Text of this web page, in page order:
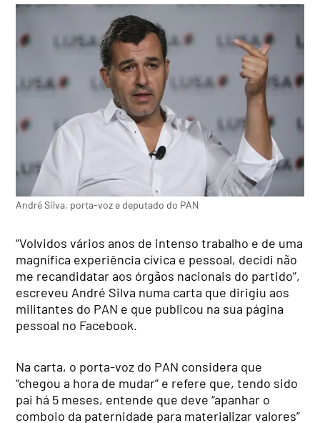
André Silva, porta-voz e deputado do PAN
“Volvidos vários anos de intenso trabalho e de uma
magnífica experiência cívica e pessoal, decidi não
me recandidatar aos órgãos nacionais do partido”,
escreveu André Silva numa carta que dirigiu aos
militantes do PAN e que publicou na sua página
pessoal no Facebook.
Na carta, o porta-voz do PAN considera que
“chegou a hora de mudar” e refere que, tendo sido
pai há 5 meses, entende que deve “apanhar o
comboio da paternidade para materializar valores”